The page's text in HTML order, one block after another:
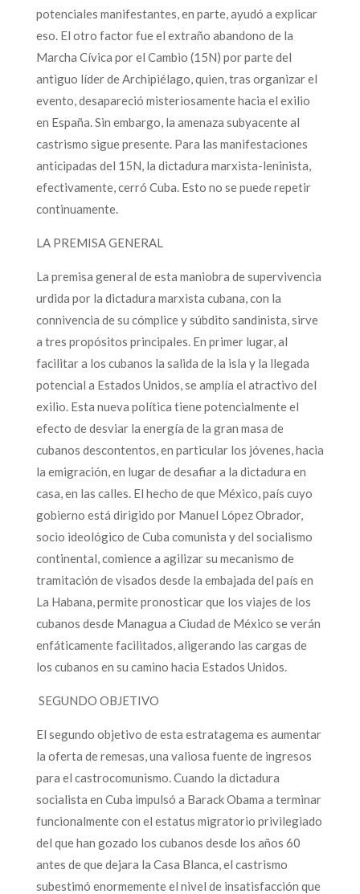
potenciales manifestantes, en parte, ayudó a explicar
eso. El otro factor fue el extraño abandono de la
Marcha Cívica por el Cambio (15N) por parte del
antiguo líder de Archipiélago, quien, tras organizar el
evento, desapareció misteriosamente hacia el exilio
en España. Sin embargo, la amenaza subyacente al
castrismo sigue presente. Para las manifestaciones
anticipadas del 15N, la dictadura marxista-leninista,
efectivamente, cerró Cuba. Esto no se puede repetir
continuamente.
LA PREMISA GENERAL
La premisa general de esta maniobra de supervivencia
urdida por la dictadura marxista cubana, con la
connivencia de su cómplice y súbdito sandinista, sirve
a tres propósitos principales. En primer lugar, al
facilitar a los cubanos la salida de la isla y la llegada
potencial a Estados Unidos, se amplía el atractivo del
exilio. Esta nueva política tiene potencialmente el
efecto de desviar la energía de la gran masa de
cubanos descontentos, en particular los jóvenes, hacia
la emigración, en lugar de desafiar a la dictadura en
casa, en las calles. El hecho de que México, país cuyo
gobierno está dirigido por Manuel López Obrador,
socio ideológico de Cuba comunista y del socialismo
continental, comience a agilizar su mecanismo de
tramitación de visados desde la embajada del país en
La Habana, permite pronosticar que los viajes de los
cubanos desde Managua a Ciudad de México se verán
enfáticamente facilitados, aligerando las cargas de
los cubanos en su camino hacia Estados Unidos.
SEGUNDO OBJETIVO
El segundo objetivo de esta estratagema es aumentar
la oferta de remesas, una valiosa fuente de ingresos
para el castrocomunismo. Cuando la dictadura
socialista en Cuba impulsó a Barack Obama a terminar
funcionalmente con el estatus migratorio privilegiado
del que han gozado los cubanos desde los años 60
antes de que dejara la Casa Blanca, el castrismo
subestimó enormemente el nivel de insatisfacción que